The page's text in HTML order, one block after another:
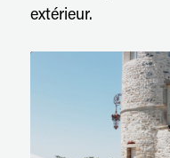
extérieur.